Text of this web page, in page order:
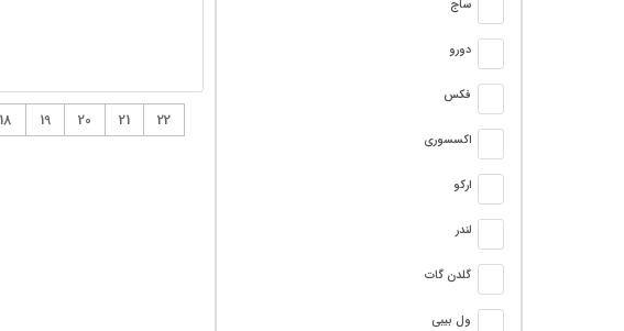
18 19 20 21
22
ساج
دورو
فکس
اکسسوری
ارکو
لندر
گلدن گات
ول بیبی